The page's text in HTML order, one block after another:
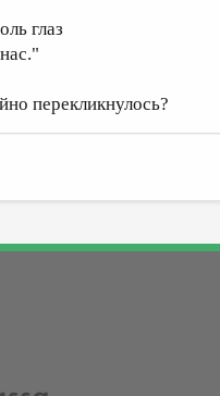
глаз
перекликнулось?